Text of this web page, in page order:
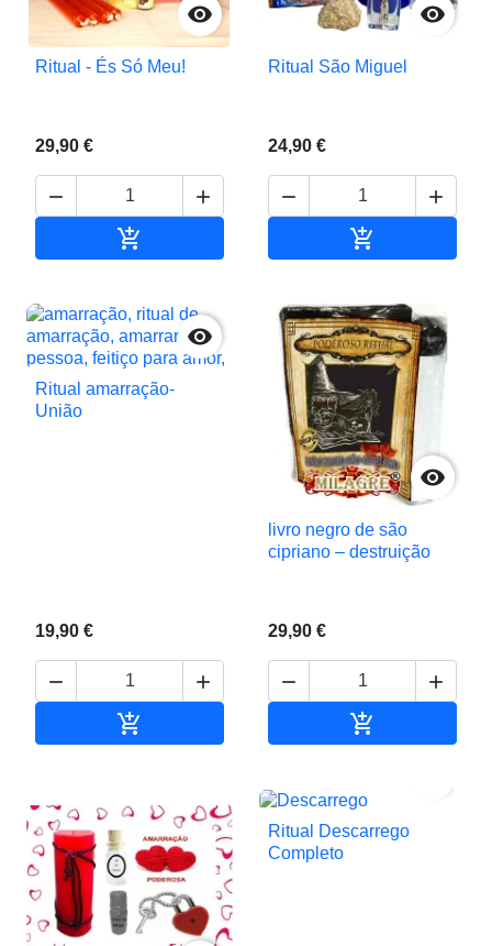

Ritual - És Só Meu!
29,90 €
 


Ritual São Miguel
24,90 €
 


Ritual amarração-
União
19,90 €
 


livro negro de são
cipriano – destruição
29,90 €
 

Ritual Descarrego
Completo